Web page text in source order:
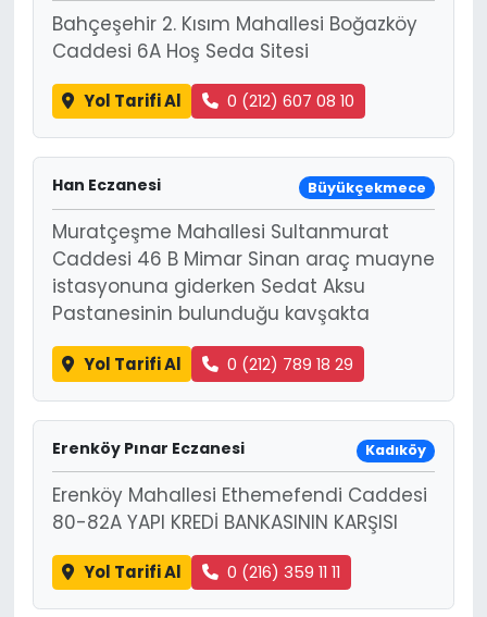
Bahçeşehir 2. Kısım Mahallesi Boğazköy
Caddesi 6A Hoş Seda Sitesi
Yol Tarifi Al 0 (212) 607 08 10
Han Eczanesi Büyükçekmece
Muratçeşme Mahallesi Sultanmurat
Caddesi 46 B Mimar Sinan araç muayne
istasyonuna giderken Sedat Aksu
Pastanesinin bulunduğu kavşakta
Yol Tarifi Al 0 (212) 789 18 29
Erenköy Pınar Eczanesi Kadıköy
Erenköy Mahallesi Ethemefendi Caddesi
80-82A YAPI KREDİ BANKASININ KARŞISI
Yol Tarifi Al 0 (216) 359 11 11